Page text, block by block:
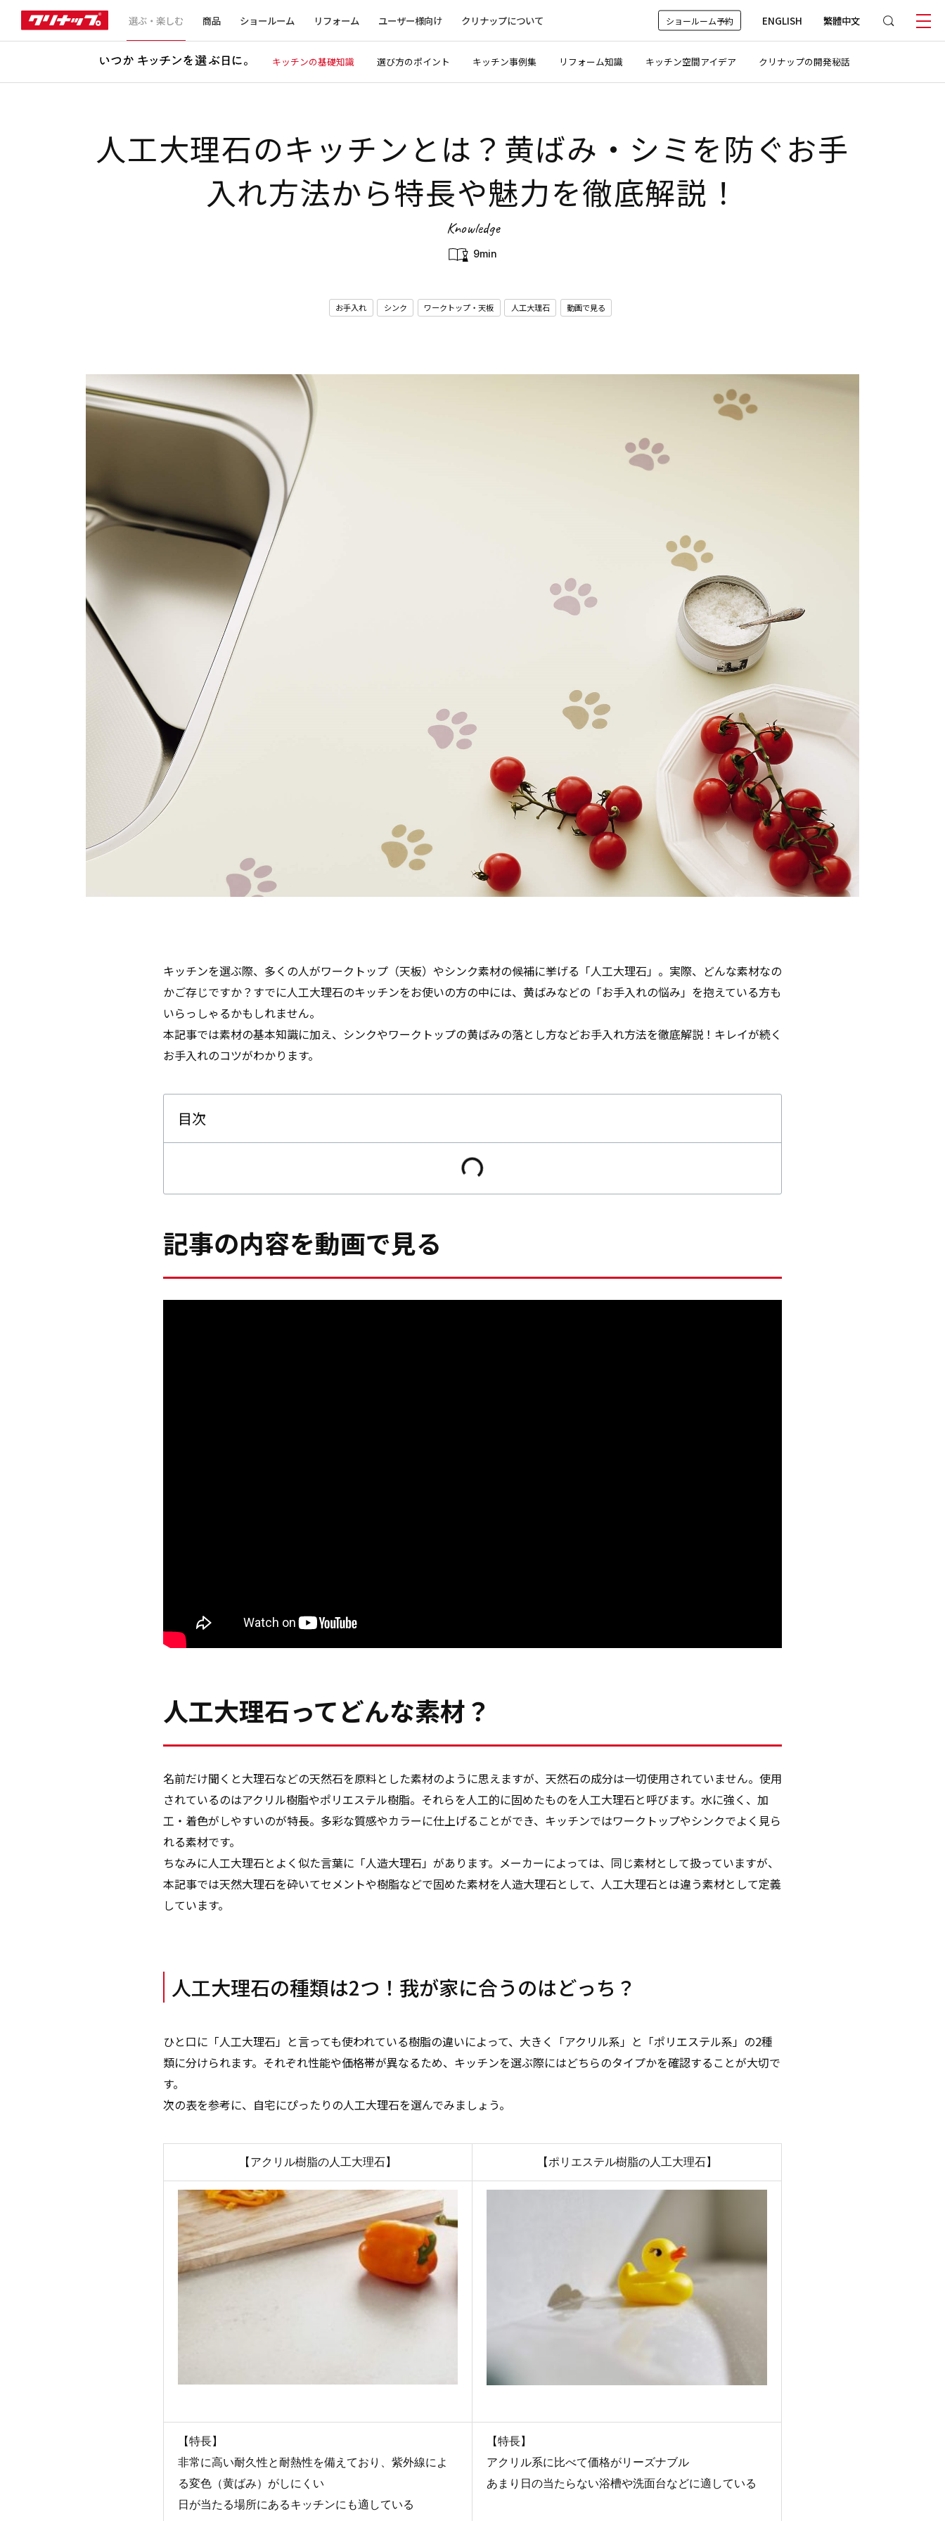
選ぶ・楽しむ 商品 ショールーム リフォーム ユーザー様向け クリナップについて ショールーム予約 ENGLISH 繁體中文
キッチンの基礎知識 選び方のポイント キッチン事例集 リフォーム知識 キッチン空間アイデア クリナップの開発秘話
人工大理石のキッチンとは？黄ばみ・シミを防ぐお手
入れ方法から特長や魅力を徹底解説！
Knowledge
9min
お手入れ シンク ワークトップ・天板 人工大理石 動画で見る
キッチンを選ぶ際、多くの人がワークトップ（天板）やシンク素材の候補に挙げる「人工大理石」。実際、どんな素材なの
かご存じですか？すでに人工大理石のキッチンをお使いの方の中には、黄ばみなどの「お手入れの悩み」を抱えている方も
いらっしゃるかもしれません。
本記事では素材の基本知識に加え、シンクやワークトップの黄ばみの落とし方などお手入れ方法を徹底解説！キレイが続く
お手入れのコツがわかります。
目次
記事の内容を動画で見る
人工大理石ってどんな素材？
名前だけ聞くと大理石などの天然石を原料とした素材のように思えますが、天然石の成分は一切使用されていません。使用
されているのはアクリル樹脂やポリエステル樹脂。それらを人工的に固めたものを人工大理石と呼びます。水に強く、加
工・着色がしやすいのが特長。多彩な質感やカラーに仕上げることができ、キッチンではワークトップやシンクでよく見ら
れる素材です。
ちなみに人工大理石とよく似た言葉に「人造大理石」があります。メーカーによっては、同じ素材として扱っていますが、
本記事では天然大理石を砕いてセメントや樹脂などで固めた素材を人造大理石として、人工大理石とは違う素材として定義
しています。
人工大理石の種類は2つ！我が家に合うのはどっち？
ひと口に「人工大理石」と言っても使われている樹脂の違いによって、大きく「アクリル系」と「ポリエステル系」の2種
類に分けられます。それぞれ性能や価格帯が異なるため、キッチンを選ぶ際にはどちらのタイプかを確認することが大切で
す。
次の表を参考に、自宅にぴったりの人工大理石を選んでみましょう。
【アクリル樹脂の人工大理石】 【ポリエステル樹脂の人工大理石】
【特長】
非常に高い耐久性と耐熱性を備えており、紫外線によ
る変色（黄ばみ）がしにくい
日が当たる場所にあるキッチンにも適している
【特長】
アクリル系に比べて価格がリーズナブル
あまり日の当たらない浴槽や洗面台などに適している